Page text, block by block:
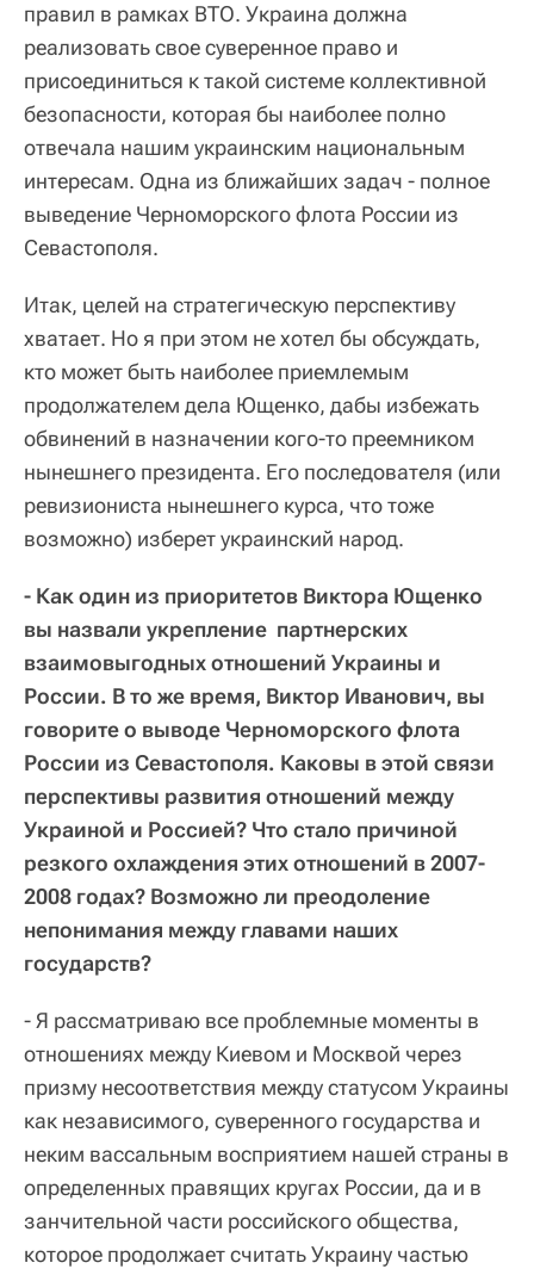
правил в рамках ВТО. Украина должна
реализовать свое суверенное право и
присоединиться к такой системе коллективной
безопасности, которая бы наиболее полно
отвечала нашим украинским национальным
интересам. Одна из ближайших задач - полное
выведение Черноморского флота России из
Севастополя.
Итак, целей на стратегическую перспективу
хватает. Но я при этом не хотел бы обсуждать,
кто может быть наиболее приемлемым
продолжателем дела Ющенко, дабы избежать
обвинений в назначении кого-то преемником
нынешнего президента. Его последователя (или
ревизиониста нынешнего курса, что тоже
возможно) изберет украинский народ.
- Как один из приоритетов Виктора Ющенко
вы назвали укрепление партнерских
взаимовыгодных отношений Украины и
России. В то же время, Виктор Иванович, вы
говорите о выводе Черноморского флота
России из Севастополя. Каковы в этой связи
перспективы развития отношений между
Украиной и Россией? Что стало причиной
резкого охлаждения этих отношений в 2007-
2008 годах? Возможно ли преодоление
непонимания между главами наших
государств?
- Я рассматриваю все проблемные моменты в
отношениях между Киевом и Москвой через
призму несоответствия между статусом Украины
как независимого, суверенного государства и
неким вассальным восприятием нашей страны в
определенных правящих кругах России, да и в
занчительной части российского общества,
которое продолжает считать Украину частью